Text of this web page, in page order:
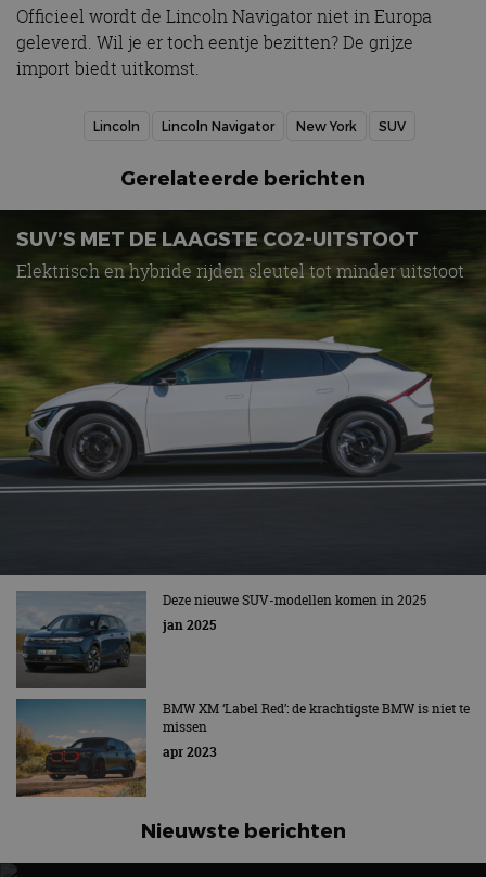
Officieel wordt de Lincoln Navigator niet in Europa
geleverd. Wil je er toch eentje bezitten? De grijze
import biedt uitkomst.
Lincoln Lincoln Navigator New York SUV
Gerelateerde berichten
SUV’S MET DE LAAGSTE CO2-UITSTOOT
Elektrisch en hybride rijden sleutel tot minder uitstoot
Deze nieuwe SUV-modellen komen in 2025
jan 2025
BMW XM ‘Label Red’: de krachtigste BMW is niet te
missen
apr 2023
Nieuwste berichten